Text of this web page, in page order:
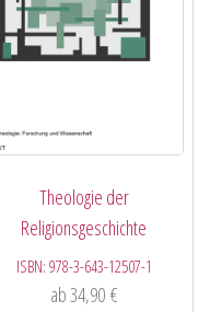
Theologie der
Religionsgeschichte
ISBN: 978-3-643-12507-1
ab34,90 €